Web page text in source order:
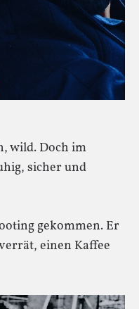
wild. Doch im
sicher und
gekommen. Er
einen Kaffee